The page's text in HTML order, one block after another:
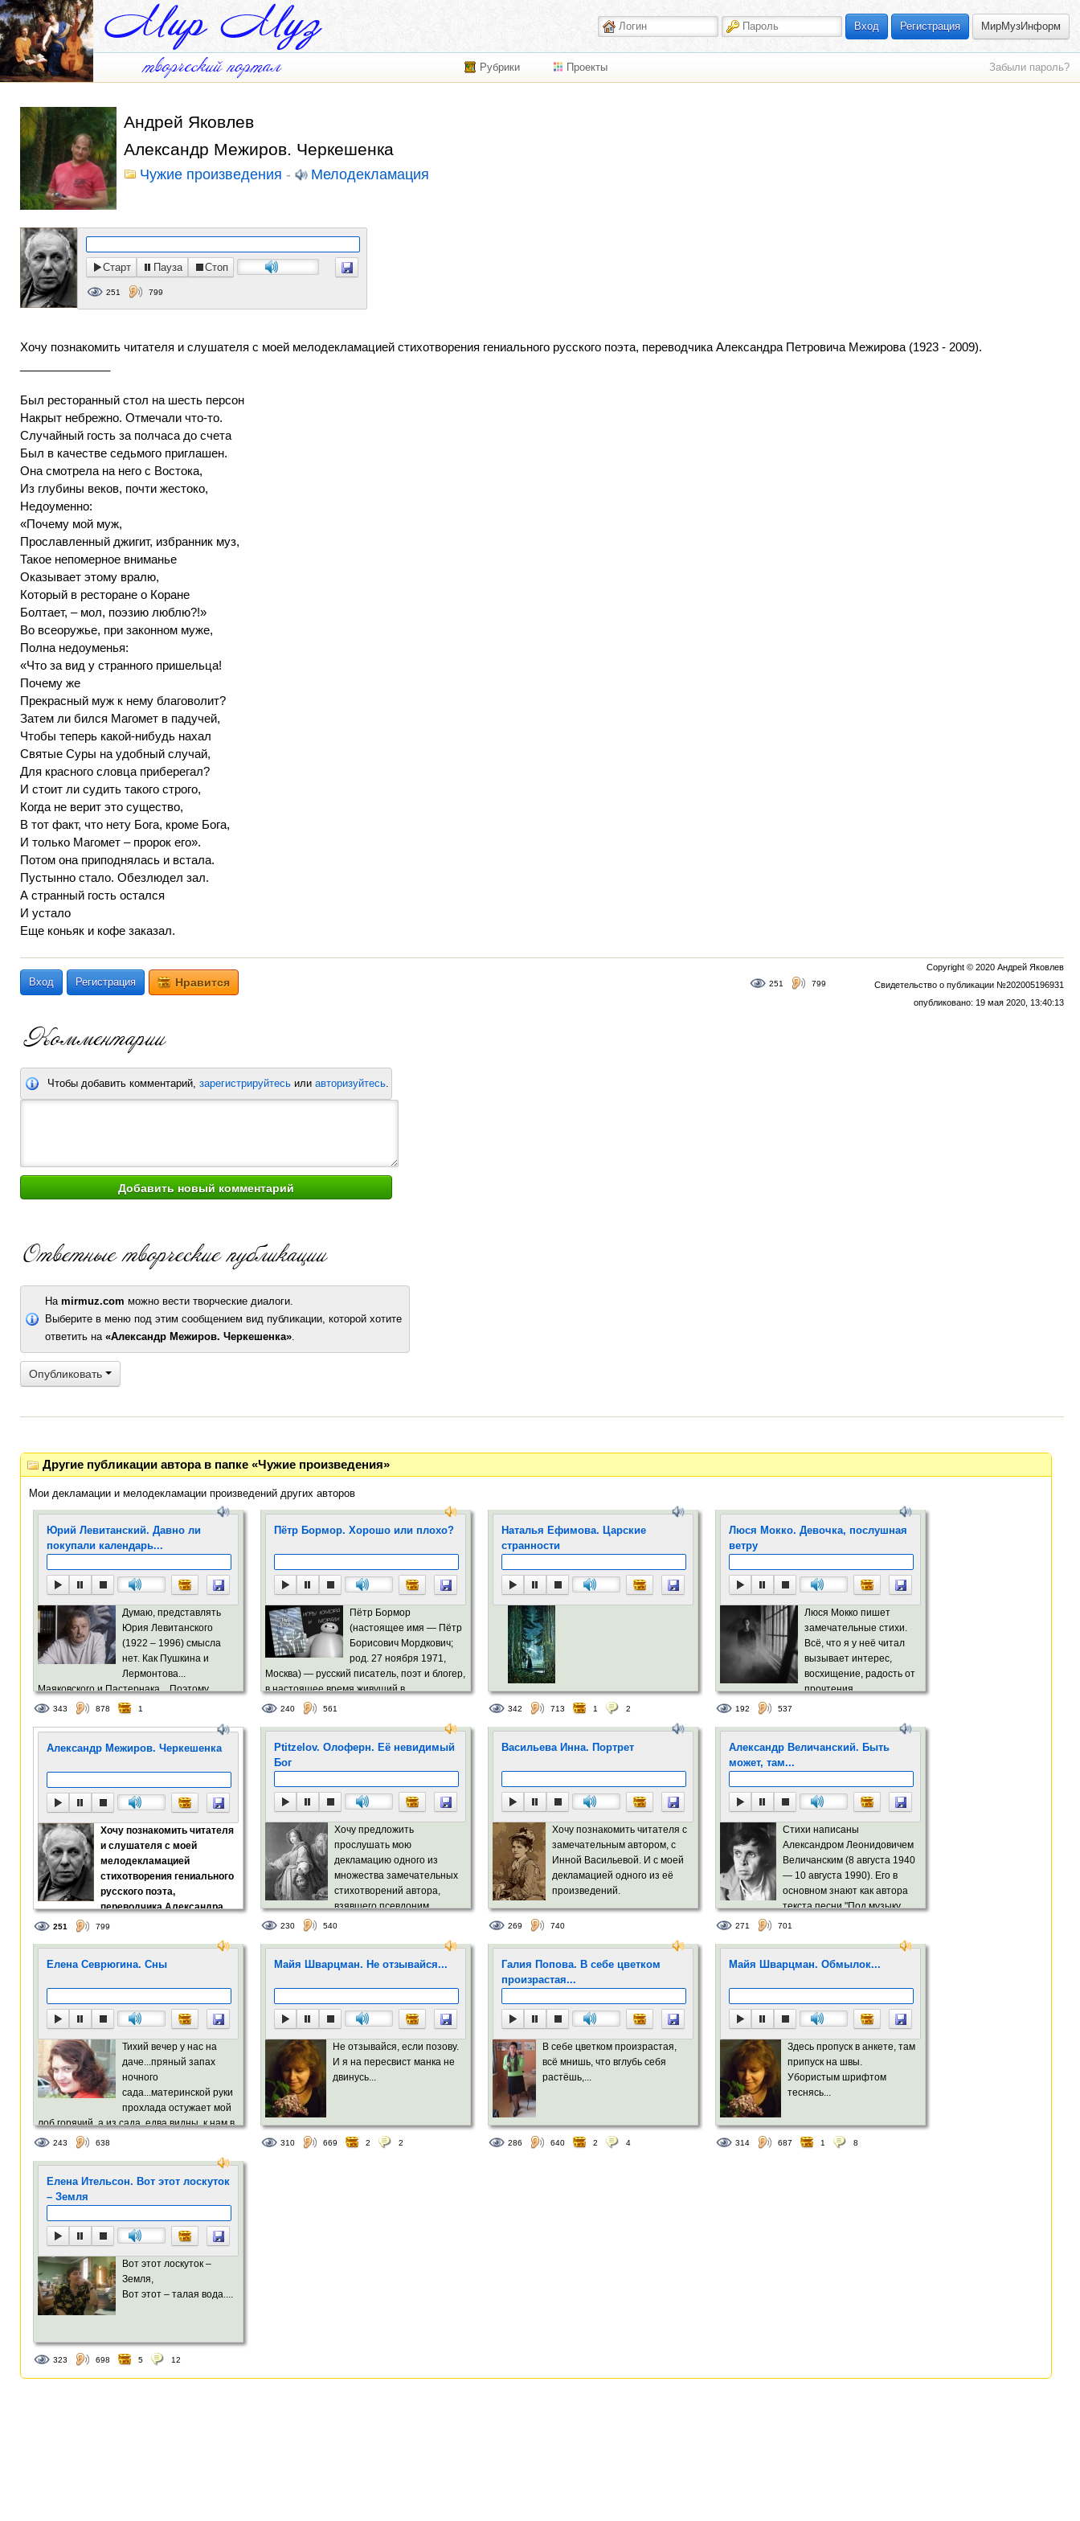
Вход Регистрация МирМузИнформ
Рубрики Проекты Забыли пароль?
Андрей Яковлев
Александр Межиров. Черкешенка
Чужие произведения - Мелодекламация
Старт Пауза Стоп
251 799
Хочу познакомить читателя и слушателя с моей мелодекламацией стихотворения гениального русского поэта, переводчика Александра Петровича Межирова (1923 - 2009).
Был ресторанный стол на шесть персон
Накрыт небрежно. Отмечали что-то.
Случайный гость за полчаса до счета
Был в качестве седьмого приглашен.
Она смотрела на него с Востока,
Из глубины веков, почти жестоко,
Недоуменно:
«Почему мой муж,
Прославленный джигит, избранник муз,
Такое непомерное вниманье
Оказывает этому вралю,
Который в ресторане о Коране
Болтает, – мол, поэзию люблю?!»
Во всеоружье, при законном муже,
Полна недоуменья:
«Что за вид у странного пришельца!
Почему же
Прекрасный муж к нему благоволит?
Затем ли бился Магомет в падучей,
Чтобы теперь какой-нибудь нахал
Святые Суры на удобный случай,
Для красного словца приберегал?
И стоит ли судить такого строго,
Когда не верит это существо,
В тот факт, что нету Бога, кроме Бога,
И только Магомет – пророк его».
Потом она приподнялась и встала.
Пустынно стало. Обезлюдел зал.
А странный гость остался
И устало
Еще коньяк и кофе заказал.
Copyright © 2020 Андрей Яковлев
Свидетельство о публикации №202005196931
опубликовано: 19 мая 2020, 13:40:13
251 799
Вход Регистрация Нравится
Чтобы добавить комментарий, зарегистрируйтесь или авторизуйтесь.
На mirmuz.com можно вести творческие диалоги.
Выберите в меню под этим сообщением вид публикации, которой хотите
ответить на «Александр Межиров. Черкешенка».
Опубликовать
Другие публикации автора в папке «Чужие произведения»
Мои декламации и мелодекламации произведений других авторов
Юрий Левитанский. Давно ли
покупали календарь...
Думаю, представлять
Юрия Левитанского
(1922 – 1996) смысла
нет. Как Пушкина и
Лермонтова...
Маяковского и Пастернака... Поэтому,
просто предлагаю послушать его стихи в
________...
343 878 1
Пётр Бормор. Хорошо или плохо?
Пётр Бормор
(настоящее имя — Пётр
Борисович Мордкович;
род. 27 ноября 1971,
Москва) — русский писатель, поэт и блогер,
в настоящее время живущий в
Иерусалиме. В его творчестве заметное
240 561
Наталья Ефимова. Царские
странности
342 713 1 2
Люся Мокко. Девочка, послушная
ветру
Люся Мокко пишет
замечательные стихи.
Всё, что я у неё читал
вызывает интерес,
восхищение, радость от
прочтения,
сопереживание героям её произведений.
в этом.
Фото Анны Шакино...
192 537
Александр Межиров. Черкешенка
Хочу познакомить читателя
и слушателя с моей
мелодекламацией
стихотворения гениального
русского поэта,
переводчика Александра
Петровича Межирова (1923 - 2009).
251 799
Ptitzelov. Олоферн. Её невидимый
Бог
Хочу предложить
прослушать мою
декламацию одного из
множества замечательных
стихотворений автора,
взявшего псевдоним
Ptitzelov, или Птицелов Фрагорийский.
есть немало замечатель
230 540
Васильева Инна. Портрет
Хочу познакомить читателя с
замечательным автором, с
Инной Васильевой. И с моей
декламацией одного из её
произведений.
_____________...
269 740
Александр Величанский. Быть
может, там...
Стихи написаны
Александром Леонидовичем
Величанским (8 августа 1940
— 10 августа 1990). Его в
основном знают как автора
текста песни "Под музыку
Вивальди...". Однако стихи и переводы
271 701
Елена Севрюгина. Сны
Тихий вечер у нас на
даче...пряный запах
ночного
сада...материнской руки
прохлада остужает мой
лоб горячий, а из сада, едва видны, к нам в
окно залетают сны и моё повторяют имя,
возр
243 638
Майя Шварцман. Не отзывайся...
Не отзывайся, если позову.
И я на пересвист манка не
двинусь...
310 669 2 2
Галия Попова. В себе цветком
произрастая...
В себе цветком произрастая,
всё мнишь, что вглубь себя
растёшь,...
286 640 2 4
Майя Шварцман. Обмылок...
Здесь пропуск в анкете, там
припуск на швы.
Убористым шрифтом
теснясь...
314 687 1 8
Елена Ительсон. Вот этот лоскуток
– Земля
Вот этот лоскуток –
Земля,
Вот этот – талая вода....
323 698 5 12